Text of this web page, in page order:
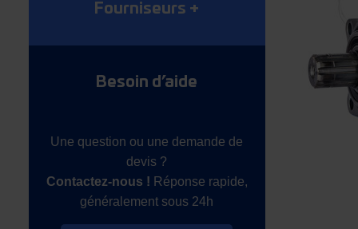
Fourniseurs +
Besoin d’aide
Une question ou une demande de
devis ?
Contactez-nous ! Réponse rapide,
généralement sous 24h